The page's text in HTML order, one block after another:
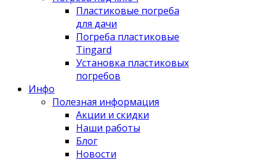
Пластиковые погреба
для дачи
Погреба пластиковые
Tingard
Установка пластиковых
погребов
Инфо
Полезная информация
Акции и скидки
Наши работы
Блог
Новости